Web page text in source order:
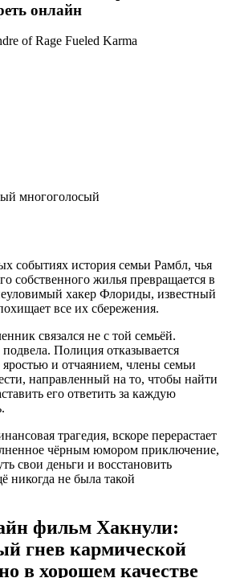
онлайн
of Rage Fueled Karma
многоголосый
событиях история семьи Рамбл, чья
собственного жилья превращается в
хакер Флориды, известный
все их сбережения.
связался не с той семьёй.
Полиция отказывается
и отчаянием, члены семьи
направленный на то, чтобы найти
его ответить за каждую
трагедия, вскоре перерастает
чёрным юмором приключение,
свои деньги и восстановить
никогда не была такой
фильм Хакнули:
гнев кармической
в хорошем качестве